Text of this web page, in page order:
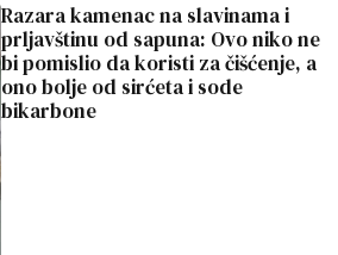
Razara kamenac na slavinama i
prljavštinu od sapuna: Ovo niko ne
bi pomislio da koristi za čišćenje, a
ono bolje od sirćeta i sode
bikarbone